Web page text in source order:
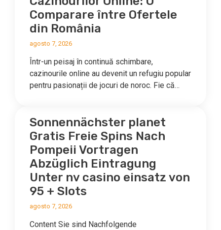
Comparare între Ofertele
din România
agosto 7, 2026
Într-un peisaj în continuă schimbare,
cazinourile online au devenit un refugiu popular
pentru pasionații de jocuri de noroc. Fie că…
Sonnennächster planet
Gratis Freie Spins Nach
Pompeii Vortragen
Abzüglich Eintragung
Unter nv casino einsatz von
95 + Slots
agosto 7, 2026
Content Sie sind Nachfolgende